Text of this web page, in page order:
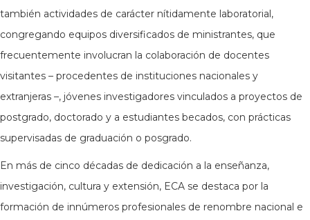
también actividades de carácter nítidamente laboratorial,
congregando equipos diversificados de ministrantes, que
frecuentemente involucran la colaboración de docentes
visitantes – procedentes de instituciones nacionales y
extranjeras –, jóvenes investigadores vinculados a proyectos de
postgrado, doctorado y a estudiantes becados, con prácticas
supervisadas de graduación o posgrado.
En más de cinco décadas de dedicación a la enseñanza,
investigación, cultura y extensión, ECA se destaca por la
formación de innúmeros profesionales de renombre nacional e